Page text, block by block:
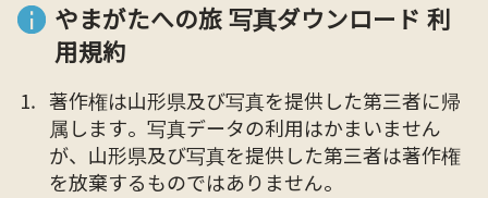
やまがたへの旅 写真ダウンロード 利
用規約
著作権は山形県及び写真を提供した第三者に帰
属します。写真データの利用はかまいません
が、山形県及び写真を提供した第三者は著作権
を放棄するものではありません。